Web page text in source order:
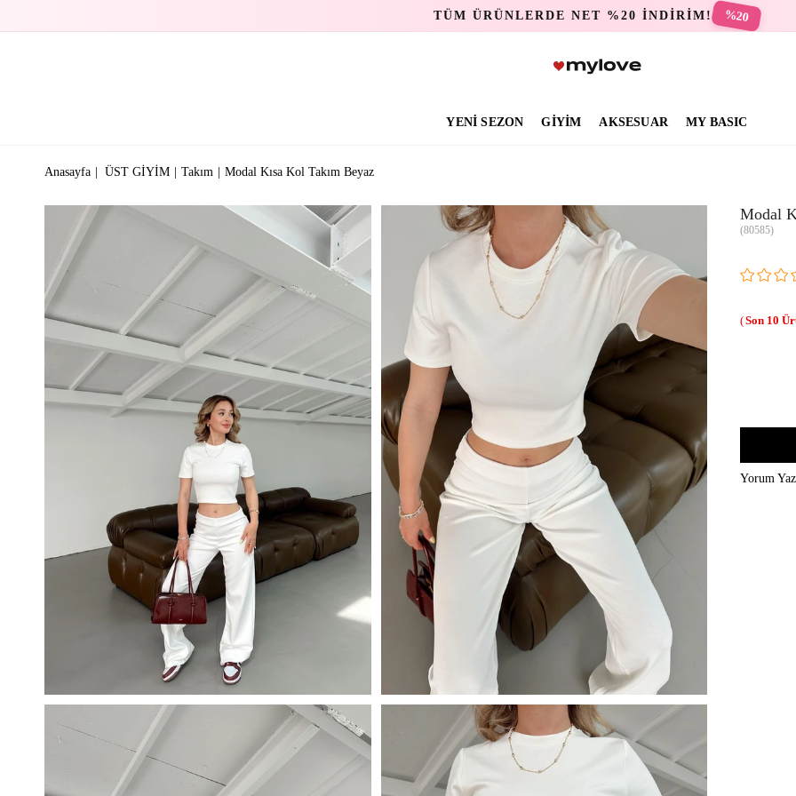
TÜM ÜRÜNLERDE NET %20 İNDİRİM! %20
YENİ SEZON GİYİM AKSESUAR MY BASIC
Anasayfa ÜST GİYİM Takım Modal Kısa Kol Takım Beyaz
Modal
(80585)
10
Yorum Yaz